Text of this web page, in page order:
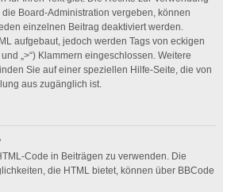
Board-Administration vergeben, können
einzelnen Beitrag deaktiviert werden.
aufgebaut, jedoch werden Tags von eckigen
und „>“) Klammern eingeschlossen. Weitere
Sie auf einer speziellen Hilfe-Seite, die von
aus zugänglich ist.
Code in Beiträgen zu verwenden. Die
die HTML bietet, können über BBCode